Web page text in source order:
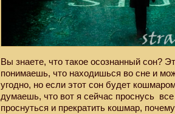
Вы знаете, что такое осознанный сон?
понимаешь, что находишься во сне и
угодно, но если этот сон будет
думаешь, что вот я сейчас проснусь все
проснуться и прекратить кошмар,